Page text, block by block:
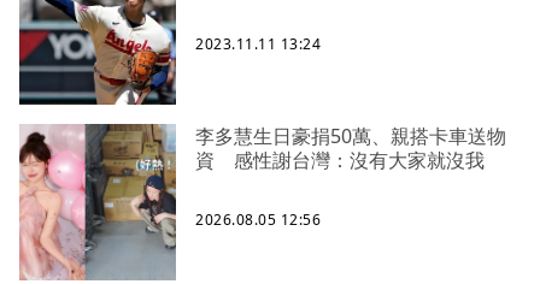
2023.11.11 13:24
李多慧生日豪捐50萬、親搭卡車送物
資 感性謝台灣：沒有大家就沒我
2026.08.05 12:56